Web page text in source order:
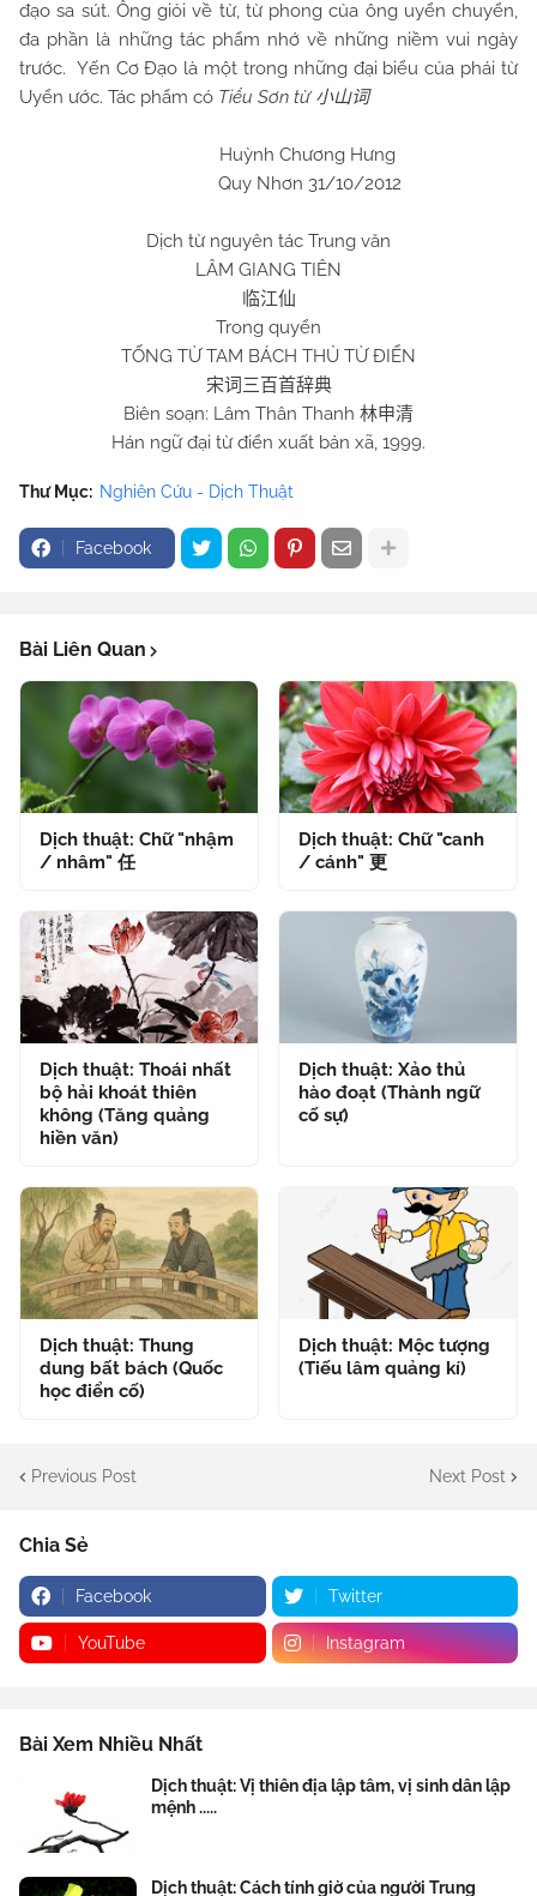
đạo sa sút. Ông giỏi về từ, từ phong của ông uyển chuyển,
đa phần là những tác phẩm nhớ về những niềm vui ngày
trước. Yến Cơ Đạo là một trong những đại biểu của phái từ
Uyển ước. Tác phẩm có Tiểu Sơn từ 小山词
Huỳnh Chương Hưng
Quy Nhơn 31/10/2012
Dịch từ nguyên tác Trung văn
LÂM GIANG TIÊN
临江仙
Trong quyển
TỐNG TỪ TAM BÁCH THỦ TỪ ĐIỂN
宋词三百首辞典
Biên soạn: Lâm Thân Thanh 林申清
Hán ngữ đại từ điển xuất bản xã, 1999.
Thư Mục: Nghiên Cứu - Dịch Thuật
Facebook
Bài Liên Quan
Dịch thuật: Chữ "nhậm
/ nhâm" 任
Dịch thuật: Chữ "canh
/ cánh" 更
Dịch thuật: Thoái nhất
bộ hải khoát thiên
không (Tăng quảng
hiền văn)
Dịch thuật: Xảo thủ
hào đoạt (Thành ngữ
cố sự)
Dịch thuật: Thung
dung bất bách (Quốc
học điển cố)
Dịch thuật: Mộc tượng
(Tiếu lâm quảng kí)
Previous Post Next Post
Chia Sẻ
Facebook Twitter
YouTube Instagram
Bài Xem Nhiều Nhất
Dịch thuật: Vị thiên địa lập tâm, vị sinh dân lập
mệnh .....
Dịch thuật: Cách tính giờ của người Trung